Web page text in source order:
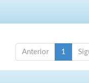
Anterior 1